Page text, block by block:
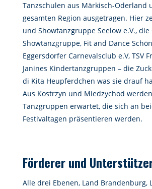
Tanzschulen aus Märkisch-Oderland
gesamten Region ausgetragen. Hier
und Showtanzgruppe Seelow e.V., die
Showtanzgruppe, Fit and Dance
Eggersdorfer Carnevalsclub e.V, TSV
Janines Kindertanzgruppen – die
di Kita Heupferdchen was sie drauf
Aus Kostrzyn und Miedzychod
Tanzgruppen erwartet, die sich an
Festivaltagen präsentieren werden.
Förderer und
Alle drei Ebenen, Land Brandenburg,